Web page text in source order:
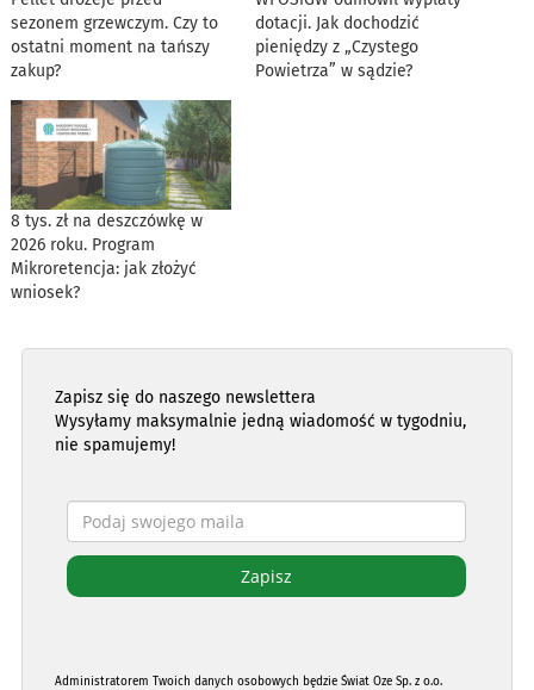
sezonem grzewczym. Czy to
ostatni moment na tańszy
zakup?
dotacji. Jak dochodzić
pieniędzy z „Czystego
Powietrza” w sądzie?
8 tys. zł na deszczówkę w
2026 roku. Program
Mikroretencja: jak złożyć
wniosek?
Zapisz się do naszego newslettera
Wysyłamy maksymalnie jedną wiadomość w tygodniu,
nie spamujemy!
Administratorem Twoich danych osobowych będzie Świat Oze Sp. z o.o.